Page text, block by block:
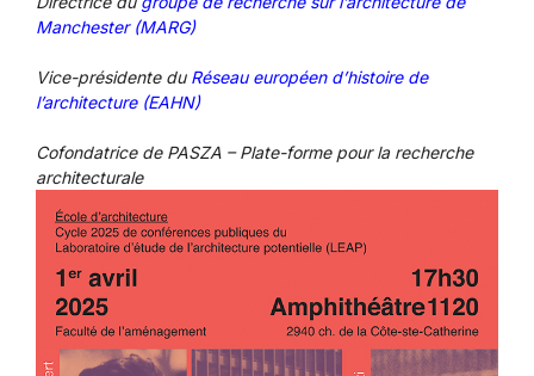
Manchester (MARG)
Vice-présidente du Réseau européen d’histoire de
l’architecture (EAHN)
Cofondatrice de PASZA – Plate-forme pour la recherche
architecturale